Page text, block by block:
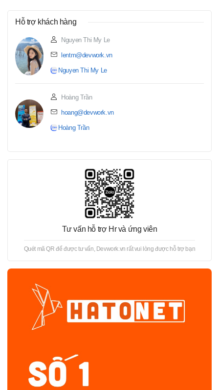
Hỗ trợ khách hàng
Nguyen Thi My Le
lentm@devwork.vn
Nguyen Thi My Le
Hoàng Trần
hoang@devwork.vn
Hoàng Trần
Tư vấn hỗ trợ Hr và ứng viên
Quét mã QR để được tư vấn, Devwork.vn rất vui lòng được hỗ trợ bạn